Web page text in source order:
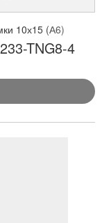
10х15 (А6)
TNG8-4